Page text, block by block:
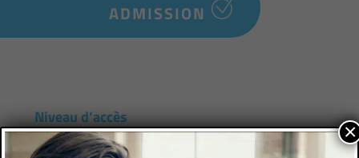
ADMISSION
Niveau d’accès
2e année
×